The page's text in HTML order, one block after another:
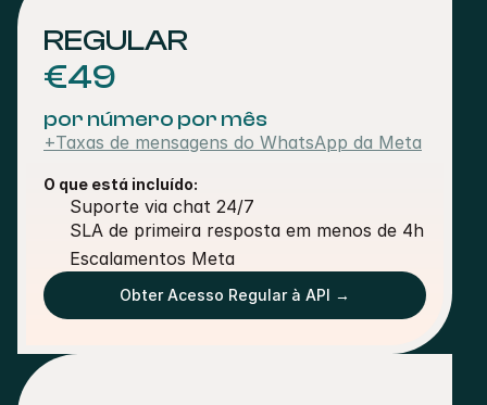
REGULAR
€49
por número por mês
+Taxas de mensagens do WhatsApp da Meta
O que está incluído:
Suporte via chat 24/7
Escalamentos Meta
Obter Acesso Regular à API →